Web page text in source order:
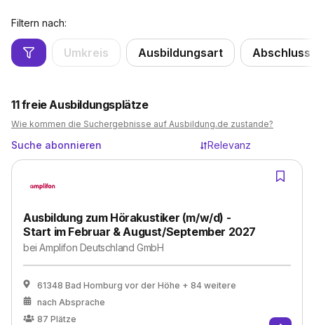
Filtern nach:
Umkreis Ausbildungsart Abschluss
11freie Ausbildungsplätze
Wie kommen die Suchergebnisse auf Ausbildung.de zustande?
Suche abonnieren Relevanz
Ausbildung zum Hörakustiker (m/w/d) -
Start im Februar & August/September 2027
beiAmplifon Deutschland GmbH
61348 Bad Homburg vor der Höhe + 84 weitere
nach Absprache
87 Plätze